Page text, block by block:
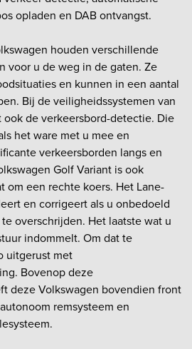
opladen en DAB ontvangst.
houden verschillende
voor u de weg in de gaten. Ze
en kunnen in een aantal
Bij de veiligheidssystemen van
de verkeersbord-detectie. Die
het ware met u mee en
verkeersborden langs en
Golf Variant is ook
om een rechte koers. Het Lane-
en corrigeert als u onbedoeld
overschrijden. Het laatste wat u
indommelt. Om dat te
uitgerust met
Bovenop deze
deze Volkswagen bovendien front
remsysteem en